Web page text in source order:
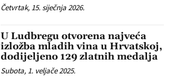
Četvrtak, 15. siječnja 2026.
U Ludbregu otvorena najveća
izložba mladih vina u Hrvatskoj,
dodijeljeno 129 zlatnih medalja
Subota, 1. veljače 2025.